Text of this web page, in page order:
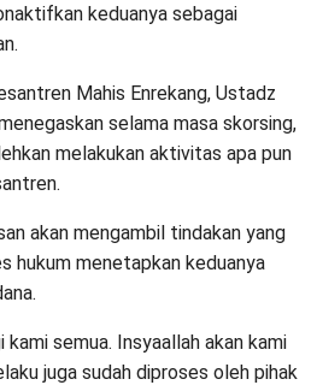
keduanya sebagai
Mahis Enrekang, Ustadz
selama masa skorsing,
melakukan aktivitas apa pun
akan mengambil tindakan yang
hukum menetapkan keduanya
kami semua. Insyaallah akan kami
juga sudah diproses oleh pihak